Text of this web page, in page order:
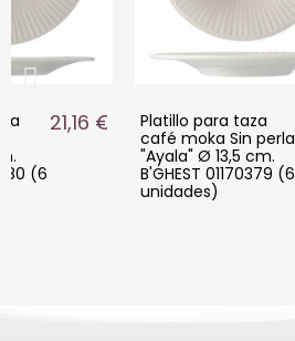
(6
21,16 €
Platillo para taza
café moka Sin perla
"Ayala" Ø 13,5 cm.
B'GHEST 01170379 (6
unidades)